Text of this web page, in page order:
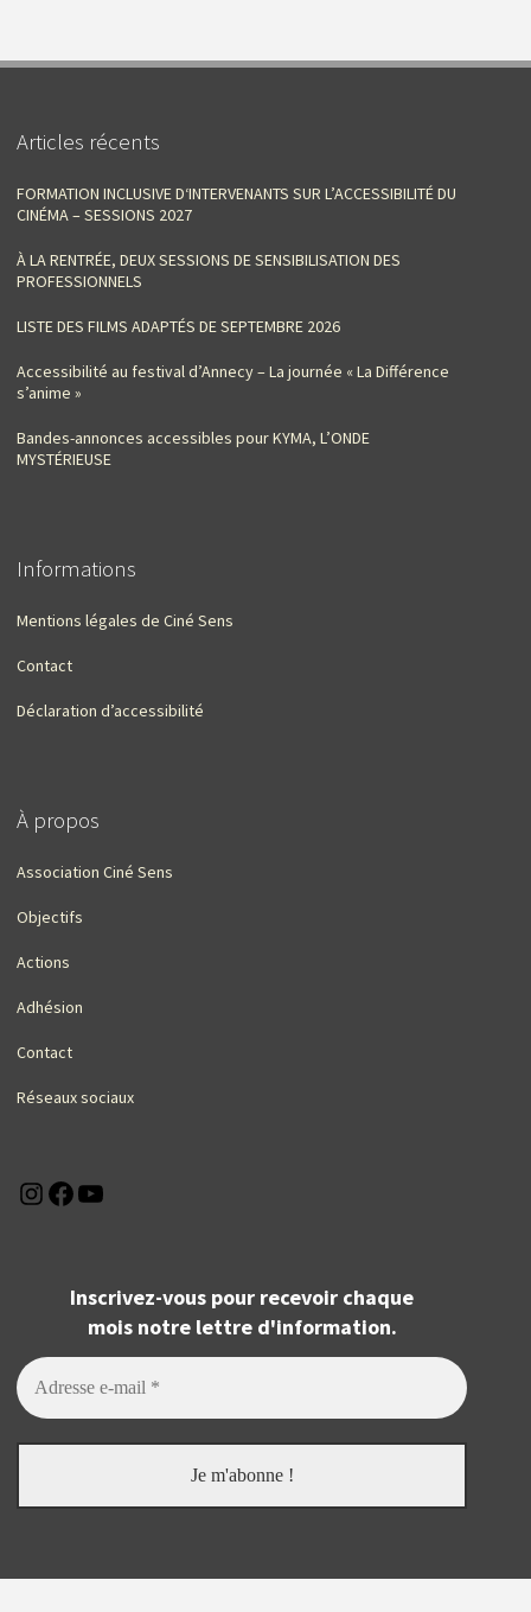
Articles récents
FORMATION INCLUSIVE D‘INTERVENANTS SUR L’ACCESSIBILITÉ DU
CINÉMA – SESSIONS 2027
À LA RENTRÉE, DEUX SESSIONS DE SENSIBILISATION DES
PROFESSIONNELS
LISTE DES FILMS ADAPTÉS DE SEPTEMBRE 2026
Accessibilité au festival d’Annecy – La journée « La Différence
s’anime »
Bandes-annonces accessibles pour KYMA, L’ONDE
MYSTÉRIEUSE
Informations
Mentions légales de Ciné Sens
Contact
Déclaration d’accessibilité
À propos
Association Ciné Sens
Objectifs
Actions
Adhésion
Contact
Réseaux sociaux
Instagram
Facebook
Inscrivez-vous pour recevoir chaque
mois notre lettre d'information.